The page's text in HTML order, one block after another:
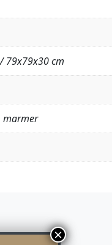
79x79x30 cm
marmer